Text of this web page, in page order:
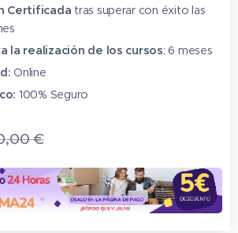
Certificada tras superar con éxito las
la realización de los cursos: 6 meses
Online
100% Seguro
€